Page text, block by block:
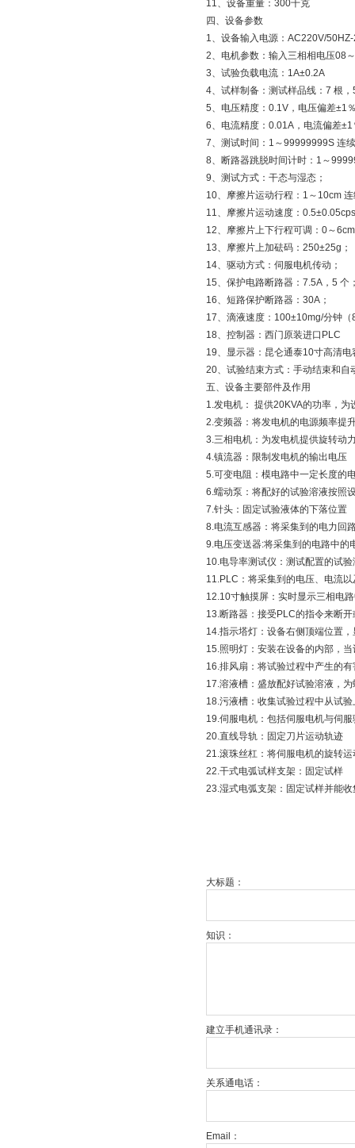
11、设备重量：300千克
四、设备参数
1、设备输入电源：AC220V/
2、电机参数：输入三相相电压08
3、试验负载电流：1A±0.2A
4、试样制备：测试样品线：7 根
5、电压精度：0.1V，电压偏差±1
6、电流精度：0.01A，电流偏差±1
7、测试时间：1～99999999S 连
8、断路器跳脱时间计时：1～
9、测试方式：干态与湿态；
10、摩擦片运动行程：1～10cm
11、摩擦片运动速度：
12、摩擦片上下行程可调：0～
13、摩擦片上加砝码：250±25g；
14、驱动方式：伺服电机传动；
15、保护电路断路器：7.5A，5 个
16、短路保护断路器：30A；
17、滴液速度：100±10mg/分钟
18、控制器：西门原装进口PLC
19、显示器：昆仑通泰10寸高清电
20、试验结束方式：手动结束和自
五、设备主要部件及作用
1.发电机： 提供20KVA的功率，
2.变频器：将发电机的电源频率提
3.三相电机：为发电机提供旋转动
4.镇流器：限制发电机的输出电压
5.可变电阻：模电路中一定长度的
6.蠕动泵：将配好的试验溶液按照
7.针头：固定试验液体的下落位置
8.电流互感器：将采集到的电力回
9.电压变送器:将采集到的电路中
10.电导率测试仪：测试配置的试
11.PLC：将采集到的电压、电流
12.10寸触摸屏：实时显示三相电
13.断路器：接受PLC的指令来断
14.指示塔灯：设备右侧顶端位置
15.照明灯：安装在设备的内部，
16.排风扇：将试验过程中产生的
17.溶液槽：盛放配好试验溶液，
18.污液槽：收集试验过程中从试
19.伺服电机：包括伺服电机与伺
20.直线导轨：固定刀片运动轨迹
21.滚珠丝杠：将伺服电机的旋转
22.干式电弧试样支架：固定试样
23.湿式电弧支架：固定试样并能收
大标题：
知识：
建立手机通讯录：
关系通电话：
Email：